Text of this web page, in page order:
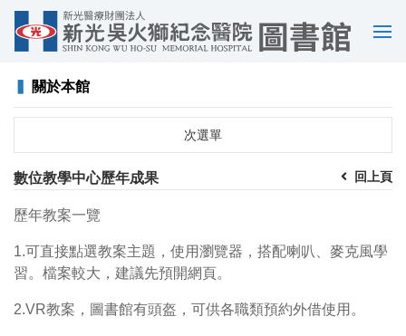
選
關於本館
次選單
數位教學中心歷年成果 回上頁
歷年教案一覽
1.可直接點選教案主題，使用瀏覽器，搭配喇叭、麥克風學
習。檔案較大，建議先預開網頁。
2.VR教案，圖書館有頭盔，可供各職類預約外借使用。